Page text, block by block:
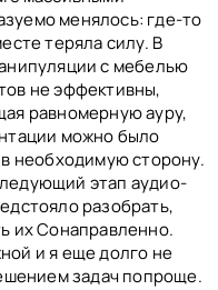
менялось: где-то
теряла силу. В
с мебелью
не эффективны,
равномерную ауру,
можно было
необходимую сторону.
этап аудио-
разобрать,
их Сонаправленно.
и я еще долго не
задач попроще.